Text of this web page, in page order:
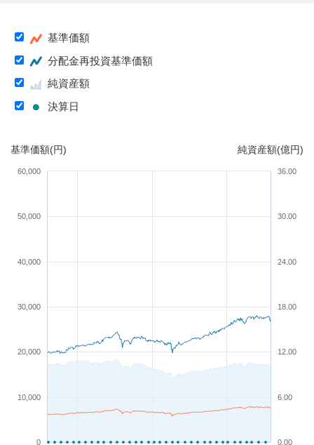
基準価額
分配金再投資基準価額
純資産額
決算日
基準価額(円) 純資産額(億円)
0
10,000
20,000
30,000
40,000
50,000
60,000
0.00
24.00
6.00
12.00
18.00
30.00
36.00